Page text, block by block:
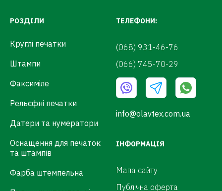
РОЗДІЛИ
Круглі печатки
Штампи
Факсиміле
Рельєфні печатки
Датери та нумератори
Оснащення для печаток
та штампів
Фарба штемпельна
ТЕЛЕФОНИ:
(068) 931-46-76
(066) 745-70-29
info@olavtex.com.ua
ІНФОРМАЦІЯ
Мапа сайту
Публічна оферта